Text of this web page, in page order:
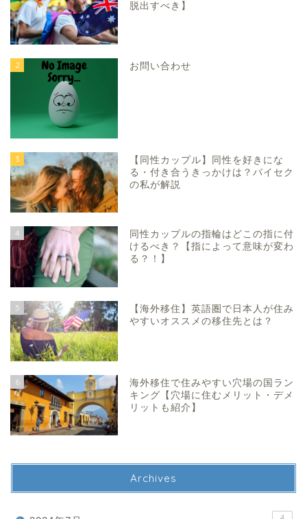
脱出すべき】
2 お問い合わせ
3
【同性カップル】同性を好きにな
る・付き合うきっかけは？バイセク
の私が解説
4
同性カップルの指輪はどこの指に付
けるべき？【指によって意味が変わ
る？！】
5
【海外移住】英語圏で日本人が住み
やすいオススメの移住先とは？
6
海外移住で住みやすい穴場の国ラン
キング【穴場に住むメリット・デメ
リットも紹介】
Archives